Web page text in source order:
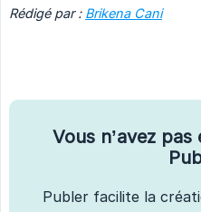
Rédigé par : Brikena Cani
Vous n’avez
Publer facilite la